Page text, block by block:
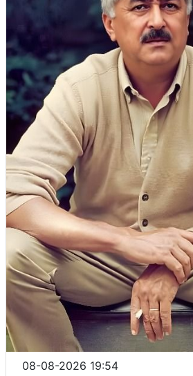
08-08-2026 19:54